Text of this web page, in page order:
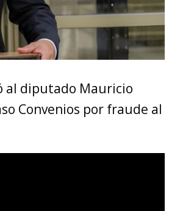
al diputado Mauricio
Convenios por fraude al